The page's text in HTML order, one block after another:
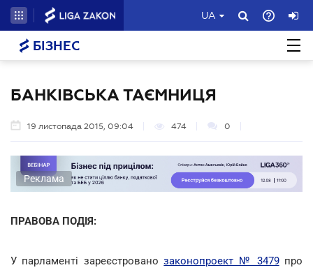
UA
БІЗНЕС
БАНКІВСЬКА ТАЄМНИЦЯ
19 листопада 2015, 09:04 474 0
Реклама
ПРАВОВА ПОДІЯ:
У парламенті зареєстрованозаконопроект № 3479про